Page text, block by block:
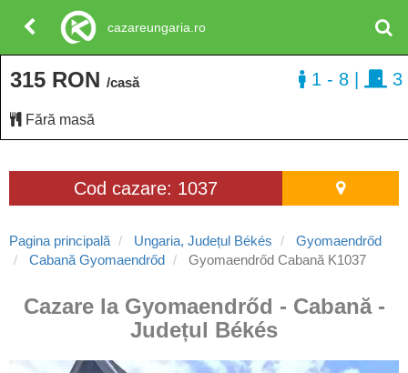
Cod cazare: 1037
Pagina principală Ungaria, Județul Békés
Gyomaendrőd
Cabană Gyomaendrőd
Gyomaendrőd Cabană K1037
Cazare la Gyomaendrőd - Cabană -
Județul Békés
315 RON /casă
Fără masă
1 - 8 3
cazareungaria.ro